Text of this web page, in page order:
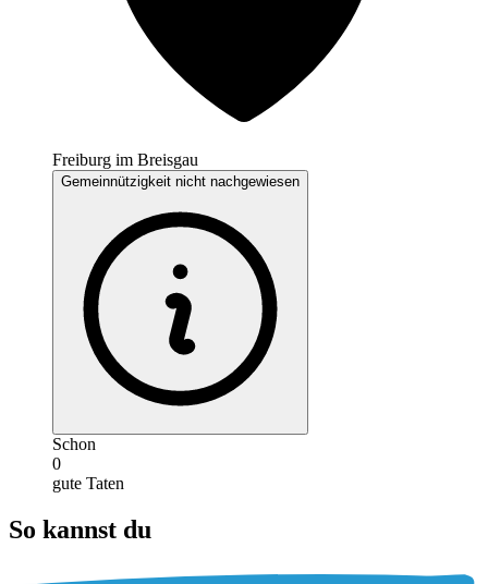
Freiburg im Breisgau
Gemeinnützigkeit nicht nachgewiesen
Schon
0
gute Taten
So kannst du